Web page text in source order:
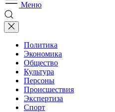
Меню
Политика
Экономика
Общество
Культура
Персоны
Происшествия
Экспертиза
Спорт